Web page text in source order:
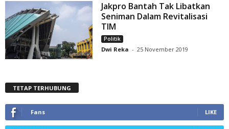
Jakpro Bantah Tak Libatkan
Seniman Dalam Revitalisasi
TIM
Politik
Dwi Reka - 25 November 2019
TETAP TERHUBUNG
Fans LIKE